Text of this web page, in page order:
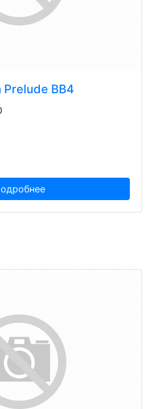
Prelude ВВ4